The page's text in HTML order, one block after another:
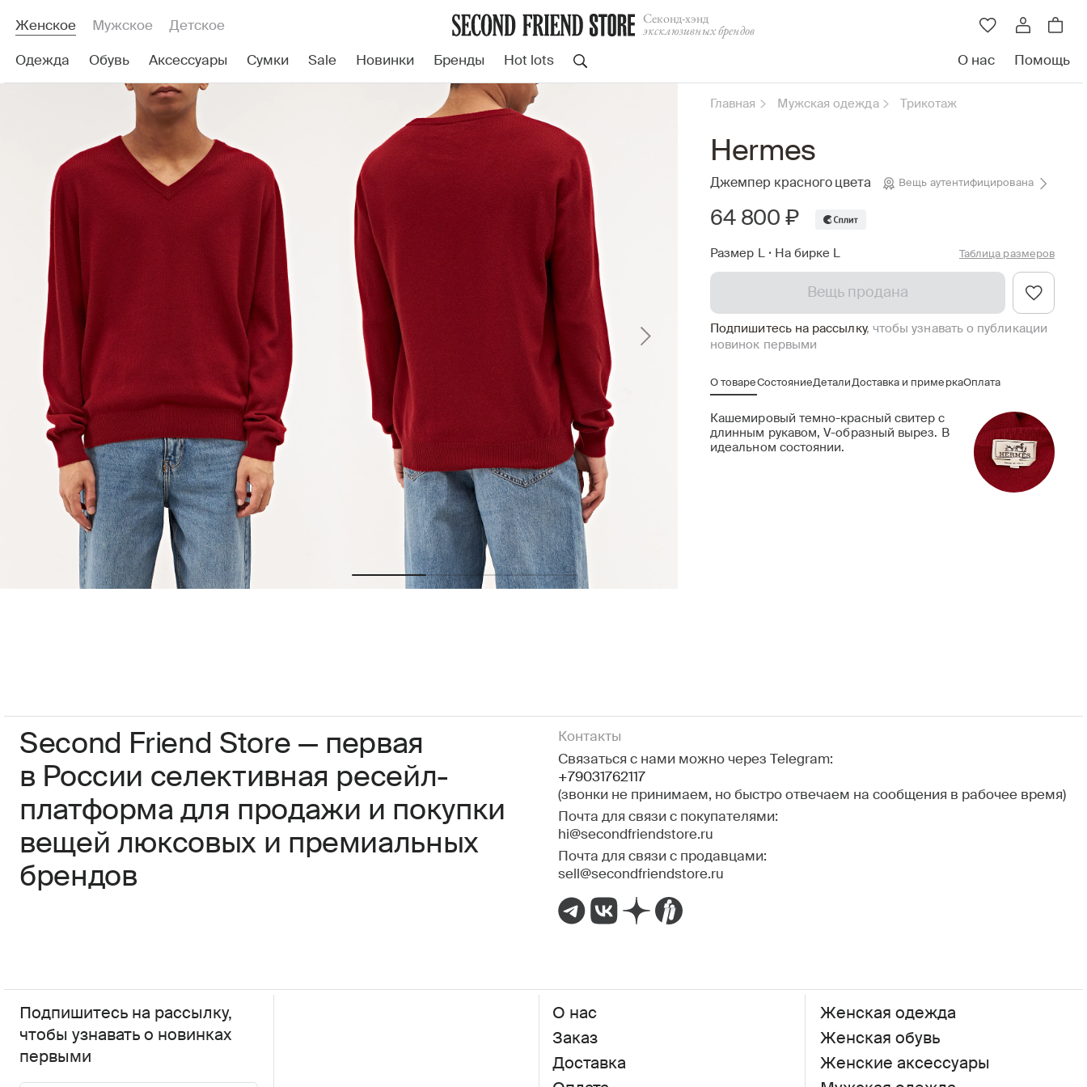
Женское Мужское Детское Cеконд-хэнд
эксклюзивных брендов
Одежда Обувь Аксессуары Сумки Sale Новинки Бренды Hot lots О нас Помощь
Главная Мужская одежда Трикотаж
Hermes
Джемпер красного цвета Вещь аутентифицирована
64 800 ₽
Размер L • На бирке L Таблица размеров
Вещь продана
Подпишитесь на рассылку, чтобы узнавать о публикации
новинок первыми
О товареСостояниеДеталиДоставка и примеркаОплата
Кашемировый темно-красный свитер с
длинным рукавом, V-образный вырез. В
идеальном состоянии.
Second Friend Store — первая
в России селективная ресейл-
платформа для продажи и покупки
вещей люксовых и премиальных
брендов
Контакты
Связаться с нами можно через Telegram:
+79031762117
(звонки не принимаем, но быстро отвечаем на сообщения в рабочее время)
Почта для связи с покупателями:
hi@secondfriendstore.ru
Почта для связи с продавцами:
sell@secondfriendstore.ru
Подпишитесь на рассылку,
чтобы узнавать о новинках
первыми
О нас
Заказ
Доставка
Женская одежда
Женская обувь
Женские аксессуары